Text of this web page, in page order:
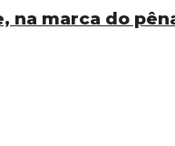
na marca do